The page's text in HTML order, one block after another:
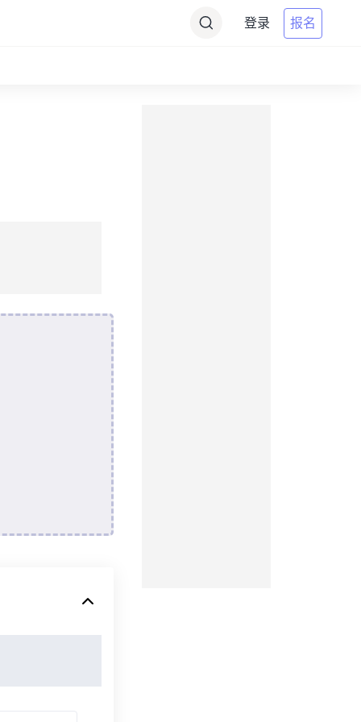
登录 报名